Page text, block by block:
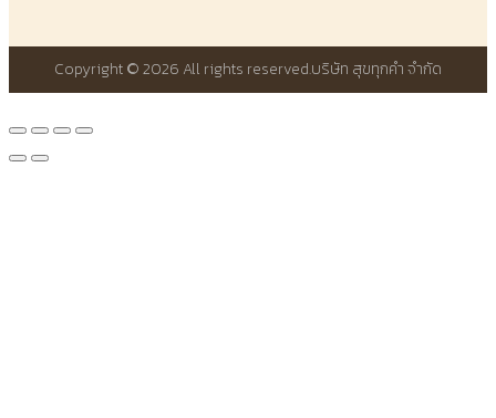
Copyright © 2026 All rights reserved.บริษัท สุขทุกคำ จำกัด